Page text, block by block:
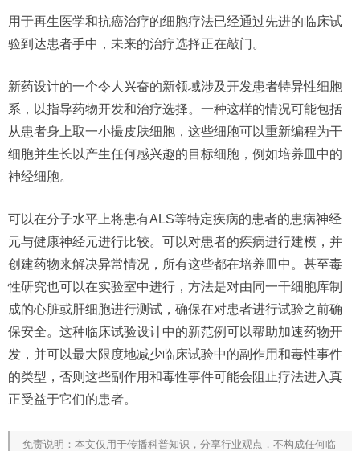
用于再生医学和抗癌治疗的细胞疗法已经通过先进的临床试
验到达患者手中，未来的治疗选择正在敲门。
新药设计的一个令人兴奋的新领域涉及开发患者特异性细胞
系，以指导药物开发和治疗选择。一种这样的情况可能包括
从患者身上取一小撮皮肤细胞，这些细胞可以重新编程为干
细胞并生长以产生任何感兴趣的目标细胞，例如培养皿中的
神经细胞。
可以在分子水平上将患有ALS等特定疾病的患者的患病神经
元与健康神经元进行比较。可以对患者的疾病进行建模，并
创建药物来解决异常情况，所有这些都在培养皿中。甚至毒
性研究也可以在实验室中进行，方法是对由同一干细胞库制
成的心脏或肝细胞进行测试，确保在对患者进行试验之前确
保安全。这种临床试验设计中的新范例可以帮助加速药物开
发，并可以最大限度地减少临床试验中的副作用和毒性事件
的类型，否则这些副作用和毒性事件可能会阻止疗法进入真
正受益于它们的患者。
免责说明：本文仅用于传播科普知识，分享行业观点，不构成任何临